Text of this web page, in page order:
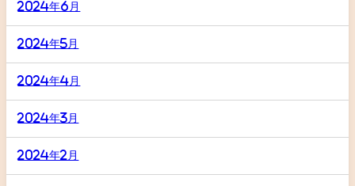
2024年6月
2024年5月
2024年4月
2024年3月
2024年2月